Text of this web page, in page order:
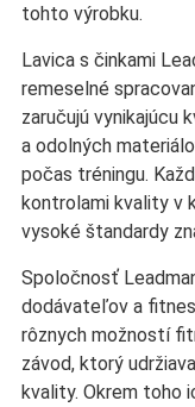
tohto výrobku.
Lavica s činkami
remeselné
zaručujú vynikajúcu
a odolných
počas tréningu.
kontrolami kvality v
vysoké štandardy
Spoločnosť
dodávateľov a
rôznych možností
závod, ktorý
kvality. Okrem toho